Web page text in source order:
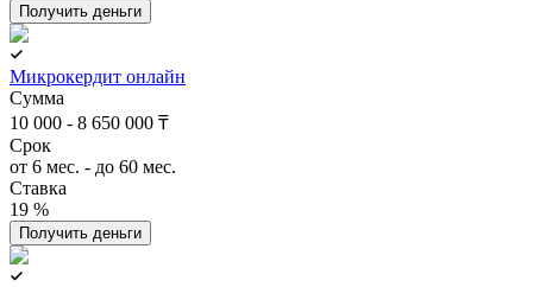
Получить деньги
Микрокердит онлайн
Сумма
10 000 - 8 650 000 ₸
Срок
от 6 мес. - до 60 мес.
Ставка
19 %
Получить деньги